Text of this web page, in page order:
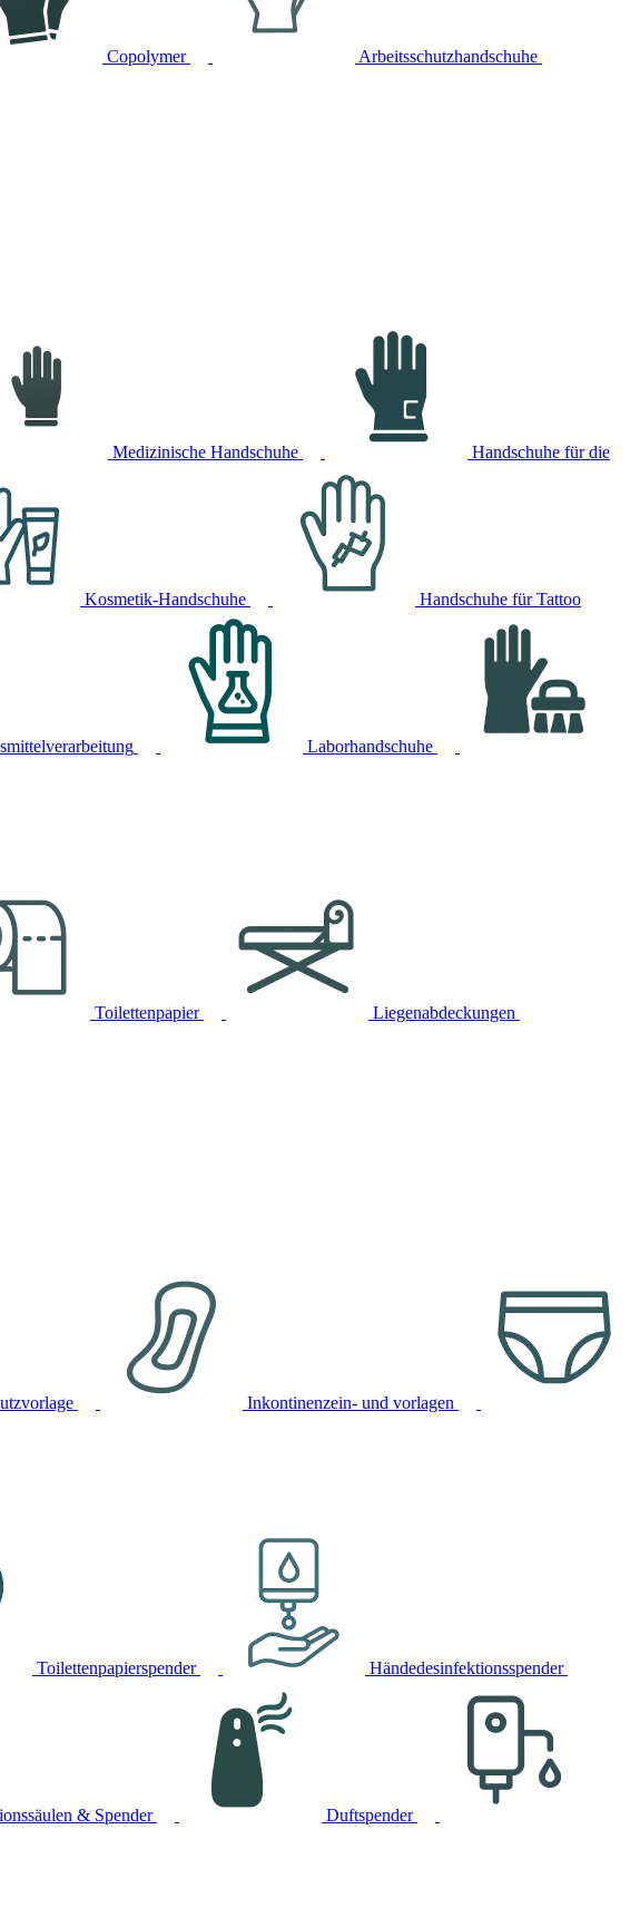
Copolymer Arbeitsschutzhandschuhe
Medizinische Handschuhe Handschuhe für die
Kosmetik-Handschuhe Handschuhe für Tattoo
Laborhandschuhe
Toilettenpapier Liegenabdeckungen
Inkontinenzein- und vorlagen
Toilettenpapierspender Händedesinfektionsspender
& Spender
Duftspender